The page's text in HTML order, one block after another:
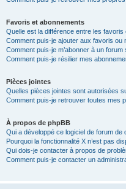
Favoris et abonnements
Quelle est la différence entre les favoris
Comment puis-je ajouter aux favoris ou
Comment puis-je m’abonner à un forum
Comment puis-je résilier mes
Pièces jointes
Quelles pièces jointes sont autorisées
Comment puis-je retrouver toutes mes
À propos de phpBB
Qui a développé ce logiciel de forum de
Pourquoi la fonctionnalité X n’est pas
Qui dois-je contacter à propos de
Comment puis-je contacter un